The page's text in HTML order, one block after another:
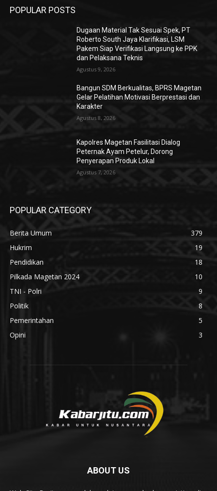
POPULAR POSTS
Dugaan Material Tak Sesuai Spek, PT
Roberto South Jaya Klarifikasi, LSM
Pakem Siap Verifikasi Langsung ke PPK
dan Pelaksana Teknis
Agustus 9, 2026
Bangun SDM Berkualitas, BPRS Magetan
Gelar Pelatihan Motivasi Berprestasi dan
Karakter
Agustus 8, 2026
Kapolres Magetan Fasilitasi Dialog
Peternak Ayam Petelur, Dorong
Penyerapan Produk Lokal
Agustus 7, 2026
POPULAR CATEGORY
Berita Umum
379
Hukrim
19
Pendidikan
18
Pilkada Magetan 2024
10
TNI - Polri
9
Politik
8
Pemerintahan
5
Opini
3
ABOUT US